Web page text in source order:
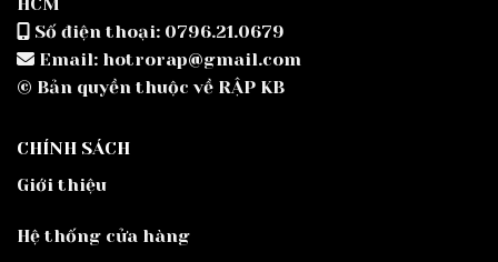
HCM
Số điện thoại: 0796.21.0679
Email: hotrorap@gmail.com
© Bản quyền thuộc về RẬP KB
CHÍNH SÁCH
Giới thiệu
Hệ thống cửa hàng